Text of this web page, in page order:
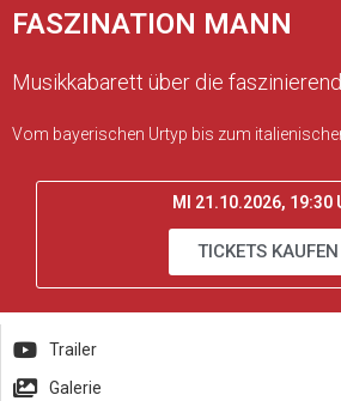
FASZINATION MANN
Musikkabarett über die
Vom bayerischen Urtyp bis zum
MI 21.10.2026, 19:30
TICKETS KAUFEN
Trailer
Galerie